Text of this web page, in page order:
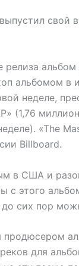
свой
релиза
альбомом в
неделе,
(1,76
«The
Billboard.
в США и
с этого
до сих пор
для